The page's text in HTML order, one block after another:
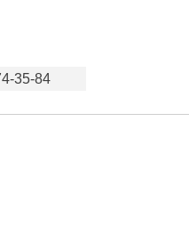
35-84